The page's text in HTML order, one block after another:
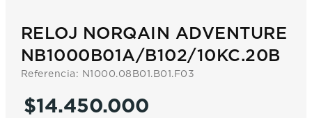
RELOJ NORQAIN ADVENTURE
NB1000B01A/B102/10KC.20B
Referencia: N1000.08B01.B01.F03
$14.450.000